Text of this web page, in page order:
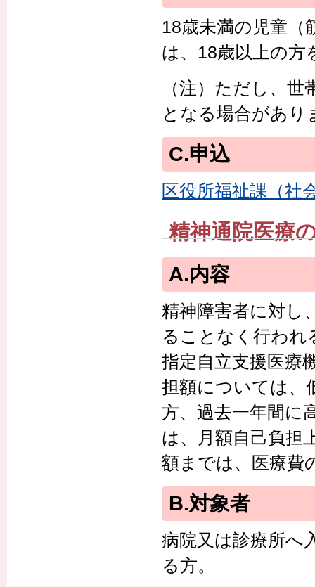
18歳未満の児童（
は、18歳以上の方
（注）ただし、
となる場合があり
C.申込
区役所福祉課（社
精神通院医療
A.内容
精神障害者に対し
ることなく行われ
指定自立支援医療
担額については、
方、過去一年間に
は、月額自己負担
額までは、医療費
B.対象者
病院又は診療所へ
る方。